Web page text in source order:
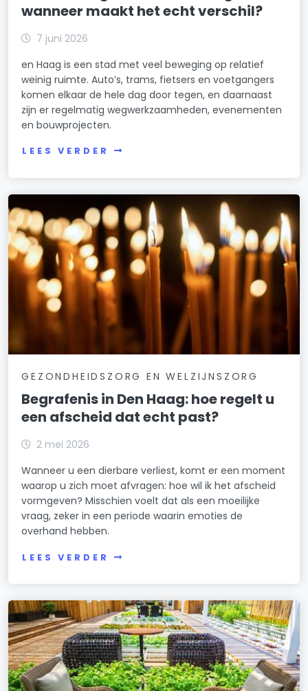
wanneer maakt het echt verschil?
7 juni 2026
en Haag is een stad met veel beweging op relatief
weinig ruimte. Auto’s, trams, fietsers en voetgangers
komen elkaar de hele dag door tegen, en daarnaast
zijn er regelmatig wegwerkzaamheden, evenementen
en bouwprojecten.
LEES VERDER
GEZONDHEIDSZORG EN WELZIJNSZORG
Begrafenis in Den Haag: hoe regelt u
een afscheid dat echt past?
2 mei 2026
Wanneer u een dierbare verliest, komt er een moment
waarop u zich moet afvragen: hoe wil ik het afscheid
vormgeven? Misschien voelt dat als een moeilijke
vraag, zeker in een periode waarin emoties de
overhand hebben.
LEES VERDER